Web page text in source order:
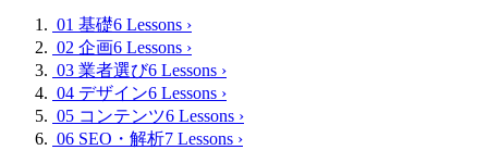
01 基礎6 Lessons ›
02 企画6 Lessons ›
03 業者選び6 Lessons ›
04 デザイン6 Lessons ›
05 コンテンツ6 Lessons ›
06 SEO・解析7 Lessons ›